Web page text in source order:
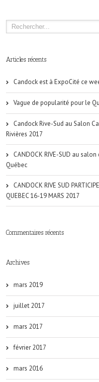
Articles récents
Candock est à ExpoCité ce
Vague de popularité pour le
Candock Rive-Sud au Salon
Rivières 2017
CANDOCK RIVE-SUD au
Québec
CANDOCK RIVE SUD
QUEBEC 16-19 MARS 2017
Commentaires récents
Archives
mars 2019
juillet 2017
mars 2017
février 2017
mars 2016